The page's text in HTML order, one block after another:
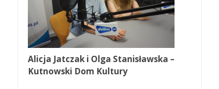
Alicja Jatczak i Olga Stanisławska –
Kutnowski Dom Kultury